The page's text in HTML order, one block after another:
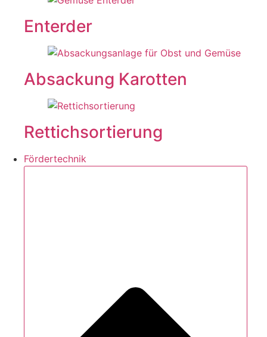
Enterder
Absackung Karotten
Rettichsortierung
Fördertechnik